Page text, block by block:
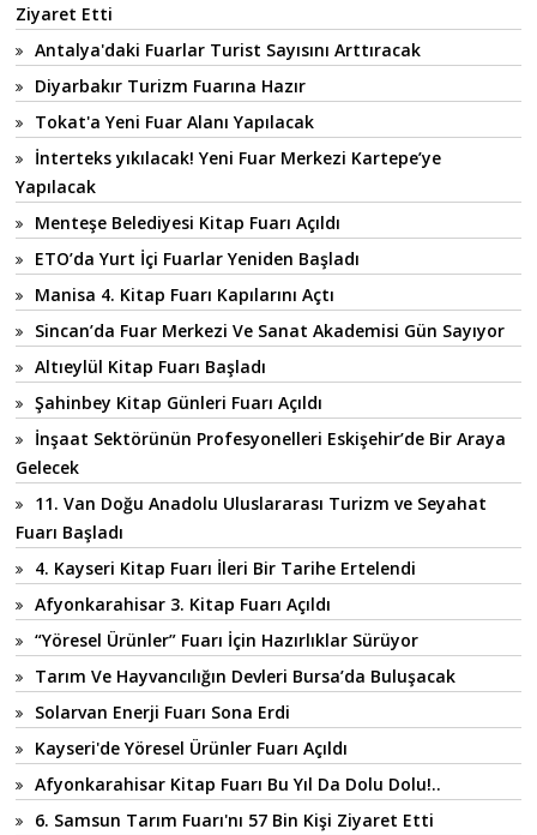
Ziyaret Etti
Antalya'daki Fuarlar Turist Sayısını Arttıracak
Diyarbakır Turizm Fuarına Hazır
Tokat'a Yeni Fuar Alanı Yapılacak
İnterteks yıkılacak! Yeni Fuar Merkezi Kartepe’ye
Yapılacak
Menteşe Belediyesi Kitap Fuarı Açıldı
ETO’da Yurt İçi Fuarlar Yeniden Başladı
Manisa 4. Kitap Fuarı Kapılarını Açtı
Sincan’da Fuar Merkezi Ve Sanat Akademisi Gün Sayıyor
Altıeylül Kitap Fuarı Başladı
Şahinbey Kitap Günleri Fuarı Açıldı
İnşaat Sektörünün Profesyonelleri Eskişehir’de Bir Araya
Gelecek
11. Van Doğu Anadolu Uluslararası Turizm ve Seyahat
Fuarı Başladı
4. Kayseri Kitap Fuarı İleri Bir Tarihe Ertelendi
Afyonkarahisar 3. Kitap Fuarı Açıldı
“Yöresel Ürünler” Fuarı İçin Hazırlıklar Sürüyor
Tarım Ve Hayvancılığın Devleri Bursa’da Buluşacak
Solarvan Enerji Fuarı Sona Erdi
Kayseri'de Yöresel Ürünler Fuarı Açıldı
Afyonkarahisar Kitap Fuarı Bu Yıl Da Dolu Dolu!..
6. Samsun Tarım Fuarı'nı 57 Bin Kişi Ziyaret Etti